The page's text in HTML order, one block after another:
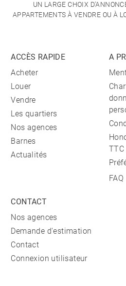
UN LARGE CHOIX
APPARTEMENTS À VENDRE OU À
ACCÈS RAPIDE
Acheter
Louer
Vendre
Les quartiers
Nos agences
Barnes
Actualités
A
TTC
FAQ
CONTACT
Nos agences
Demande d'estimation
Contact
Connexion utilisateur